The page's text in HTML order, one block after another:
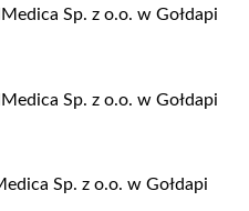
Sp. z o.o. w Gołdapi
Sp. z o.o. w Gołdapi
Sp. z o.o. w Gołdapi